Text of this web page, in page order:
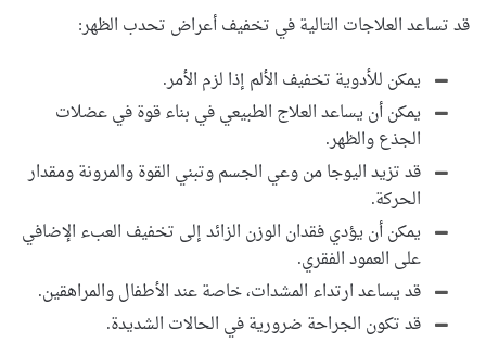
قد تساعد العلاجات التالية في تخفيف أعراض تحدب الظهر:
يمكن للأدوية تخفيف الألم إذا لزم الأمر.
يمكن أن يساعد العلاج الطبيعي في بناء قوة في عضلات
الجذع والظهر.
قد تزيد اليوجا من وعي الجسم وتبني القوة والمرونة ومقدار
الحركة.
يمكن أن يؤدي فقدان الوزن الزائد إلى تخفيف العبء الإضافي
على العمود الفقري.
قد يساعد ارتداء المشدات، خاصة عند الأطفال والمراهقين.
قد تكون الجراحة ضرورية في الحالات الشديدة.